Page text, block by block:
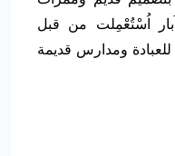
اُسْتُعْمِلت من قبل
ومدارس قديمة